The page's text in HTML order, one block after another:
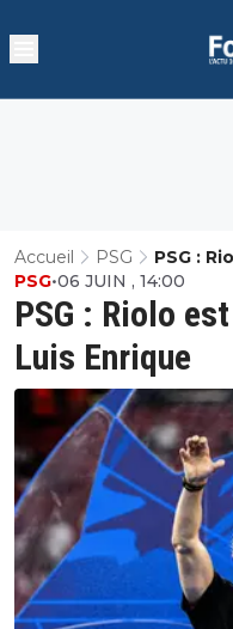
Accueil PSG
PSG :
Enrique
PSG : Riolo
Luis Enrique
PSG•06 JUIN , 14:00